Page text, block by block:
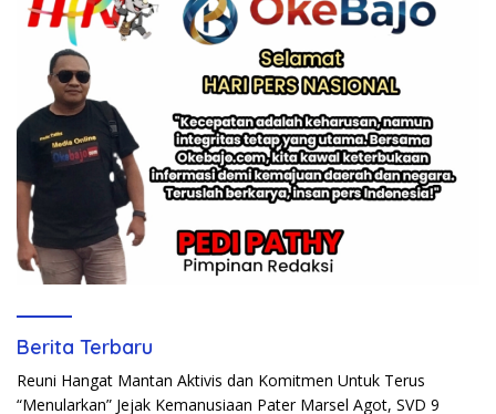
Berita Terbaru
Reuni Hangat Mantan Aktivis dan Komitmen Untuk Terus
“Menularkan” Jejak Kemanusiaan Pater Marsel Agot, SVD 9